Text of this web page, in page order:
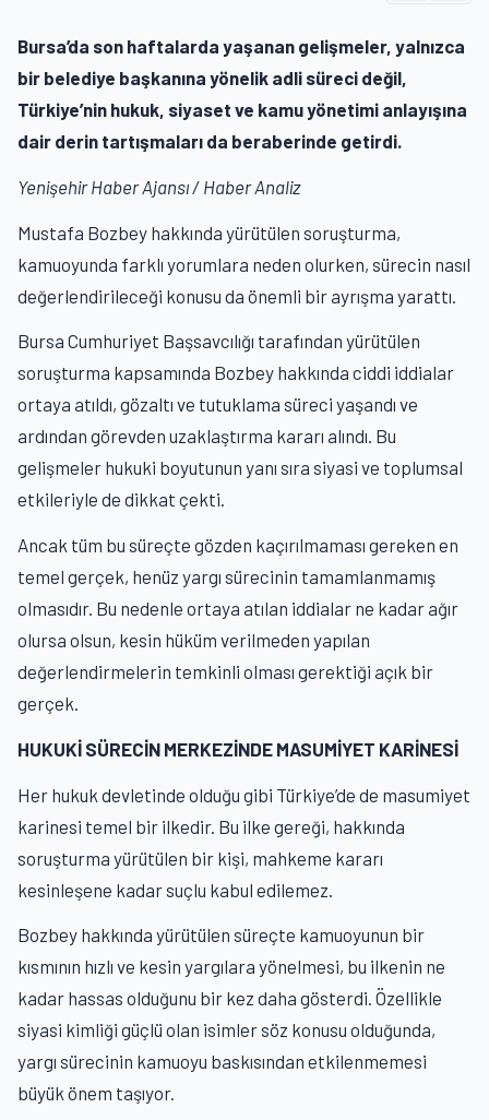
Bursa’da son haftalarda yaşanan gelişmeler, yalnızca
bir belediye başkanına yönelik adli süreci değil,
Türkiye’nin hukuk, siyaset ve kamu yönetimi anlayışına
dair derin tartışmaları da beraberinde getirdi.
Yenişehir Haber Ajansı / Haber Analiz
Mustafa Bozbey hakkında yürütülen soruşturma,
kamuoyunda farklı yorumlara neden olurken, sürecin nasıl
değerlendirileceği konusu da önemli bir ayrışma yarattı.
Bursa Cumhuriyet Başsavcılığı tarafından yürütülen
soruşturma kapsamında Bozbey hakkında ciddi iddialar
ortaya atıldı, gözaltı ve tutuklama süreci yaşandı ve
ardından görevden uzaklaştırma kararı alındı. Bu
gelişmeler hukuki boyutunun yanı sıra siyasi ve toplumsal
etkileriyle de dikkat çekti.
Ancak tüm bu süreçte gözden kaçırılmaması gereken en
temel gerçek, henüz yargı sürecinin tamamlanmamış
olmasıdır. Bu nedenle ortaya atılan iddialar ne kadar ağır
olursa olsun, kesin hüküm verilmeden yapılan
değerlendirmelerin temkinli olması gerektiği açık bir
gerçek.
HUKUKİ SÜRECİN MERKEZİNDE MASUMİYET KARİNESİ
Her hukuk devletinde olduğu gibi Türkiye’de de masumiyet
karinesi temel bir ilkedir. Bu ilke gereği, hakkında
soruşturma yürütülen bir kişi, mahkeme kararı
kesinleşene kadar suçlu kabul edilemez.
Bozbey hakkında yürütülen süreçte kamuoyunun bir
kısmının hızlı ve kesin yargılara yönelmesi, bu ilkenin ne
kadar hassas olduğunu bir kez daha gösterdi. Özellikle
siyasi kimliği güçlü olan isimler söz konusu olduğunda,
yargı sürecinin kamuoyu baskısından etkilenmemesi
büyük önem taşıyor.